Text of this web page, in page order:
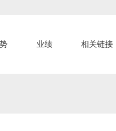
业绩 相关链接